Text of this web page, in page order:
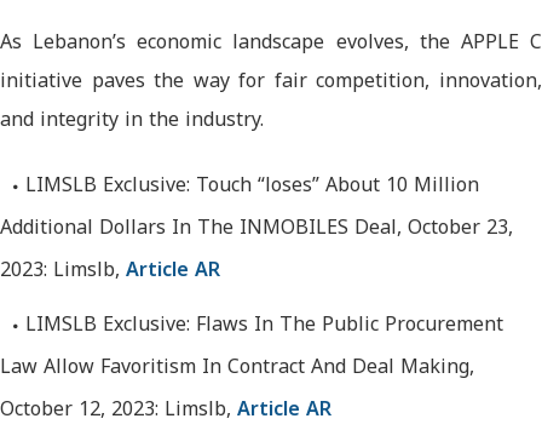
As Lebanon’s economic landscape evolves, the APPLE C
initiative paves the way for fair competition, innovation,
and integrity in the industry.
LIMSLB Exclusive: Touch “loses” About 10 Million
Additional Dollars In The INMOBILES Deal, October 23,
2023: Limslb,Article AR
LIMSLB Exclusive: Flaws In The Public Procurement
Law Allow Favoritism In Contract And Deal Making,
October 12, 2023: Limslb,Article AR